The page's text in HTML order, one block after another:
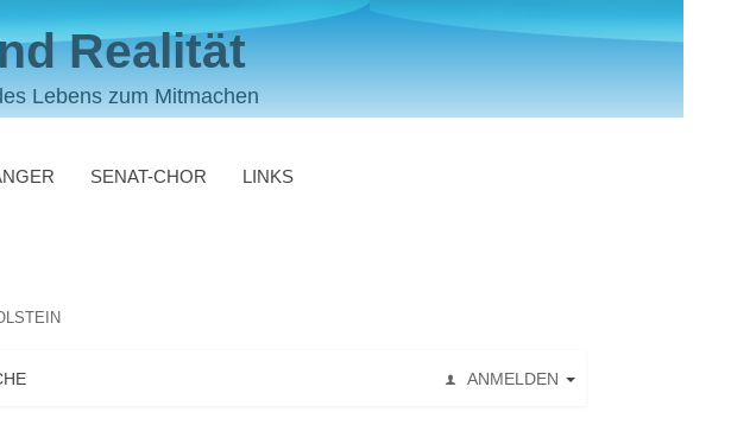
Realität
Lebens zum Mitmachen
SENAT-CHOR LINKS
ANMELDEN